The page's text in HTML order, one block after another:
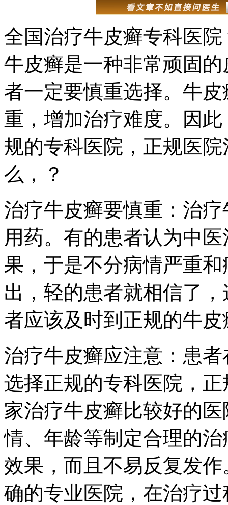
全国治疗牛皮癣专科医
牛皮癣是一种非常顽固
者一定要慎重选择。牛
重，增加治疗难度。因
规的专科医院，正规医
么，？
治疗牛皮癣要慎重：治
用药。有的患者认为中
果，于是不分病情严重和
出，轻的患者就相信了
者应该及时到正规的牛
治疗牛皮癣应注意：患
选择正规的专科医院，
家治疗牛皮癣比较好的
情、年龄等制定合理的
效果，而且不易反复发
确的专业医院，在治疗